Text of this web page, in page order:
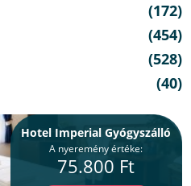
(172)
(454)
(528)
(40)
Hotel Imperial Gyógyszálló
A nyeremény értéke:
75.800 Ft